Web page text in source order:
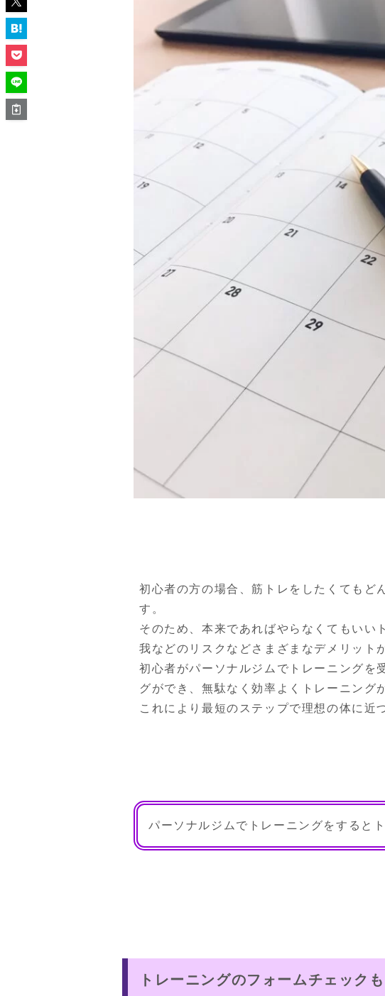
初心者の方の場合、筋トレをしたくてもど
す。
そのため、本来であればやらなくてもいい
我などのリスクなどさまざまなデメリット
初心者がパーソナルジムでトレーニングを
グができ、無駄なく効率よくトレーニング
これにより最短のステップで理想の体に近
パーソナルジムでトレーニングをすると
トレーニングのフォームチェックも